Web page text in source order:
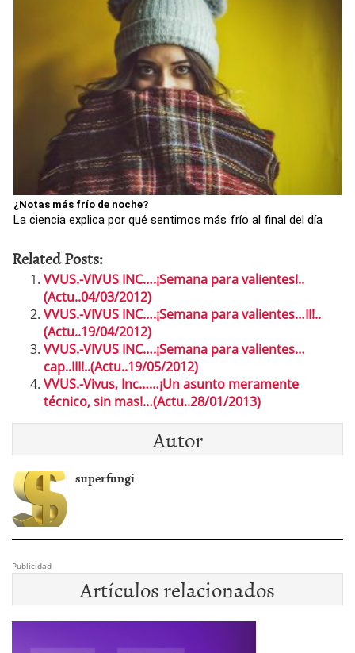
¿Notas más frío de noche?
La ciencia explica por qué sentimos más frío al final del día
Related Posts:
VVUS.-VIVUS INC….¡Semana para valientes!..
(Actu..04/03/2012)
VVUS.-VIVUS INC….¡Semana para valientes…II!..
(Actu..19/04/2012)
VVUS.-VIVUS INC….¡Semana para valientes…
cap..III!..(Actu..19/05/2012)
VVUS.-Vivus, Inc……¡Un asunto meramente
técnico, sin mas!…(Actu..28/01/2013)
Autor
superfungi
Publicidad
Artículos relacionados